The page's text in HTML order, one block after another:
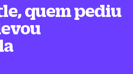
quem pediu